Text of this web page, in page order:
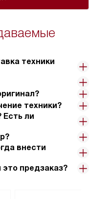
техники
техники?
Есть ли
внести
это предзаказ?